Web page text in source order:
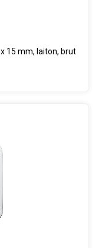
15 mm, laiton, brut